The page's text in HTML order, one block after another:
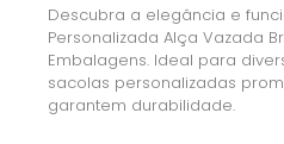
Descubra a elegância e
Personalizada Alça Vazada
Embalagens. Ideal para
sacolas personalizadas
garantem durabilidade.